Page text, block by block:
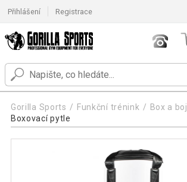
Přihlášení Registrace
Gorilla Sports Funkční trénink
Box a
Boxovací pytle